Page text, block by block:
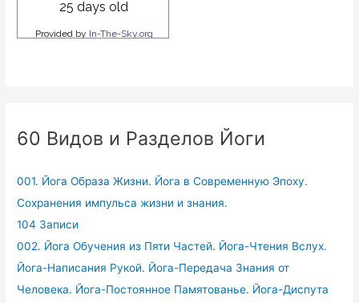
60 Видов и Разделов Йоги
001. Йога Образа Жизни. Йога в Современную Эпоху.
Сохранения импульса жизни и знания.
104 Записи
002. Йога Обучения из Пяти Частей. Йога-Чтения Вслух.
Йога-Написания Рукой. Йога-Передача Знания от
Человека. Йога-Постоянное Памятованье. Йога-Диспута